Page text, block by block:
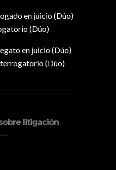
litigación